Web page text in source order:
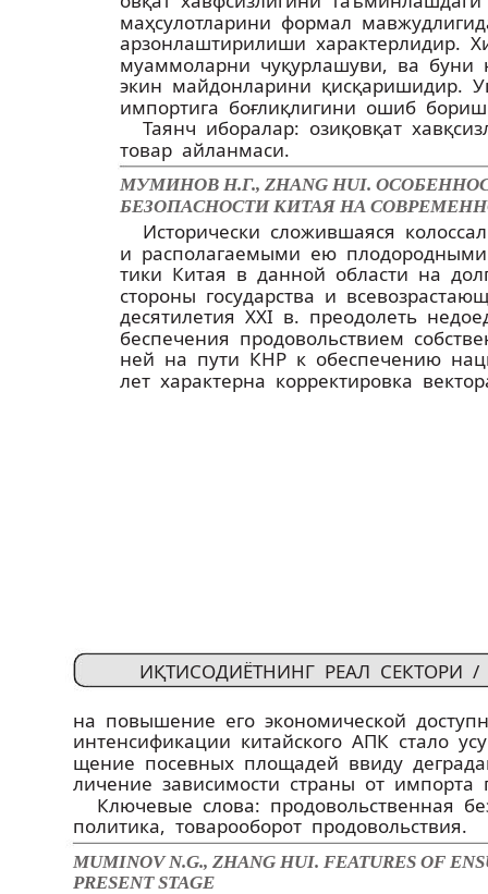
маҳсулотларини формал
арзонлаштирилиши характерлидир.
муаммоларни чуқурлашуви, ва
экин майдонларини қисқаришидир.
импортига боғлиқлигини ошиб
Таянч иборалар: озиқ­овқат
товар айланмаси.
МУМИНОВ Н.Г., ZHANG HUI.
БЕЗОПАСНОСТИ КИТАЯ НА
Исторически сложившаяся
и располагаемыми ею плодородными
тики Китая в данной области на
стороны государства и
десятилетия XXI в. преодолеть
беспечения продовольствием
ней на пути КНР к обеспечению
лет характерна корректировка
на повышение его экономической
интенсификации китайского АПК стало
щение посевных площадей ввиду
личение зависимости страны от импорта
Ключевые слова: продовольственная
политика, товарооборот продовольствия.
MUMINOV N.G., ZHANG HUI. FEATURES OF
PRESENT STAGE
ИҚТИСОДИЁТНИНГ РЕАЛ СЕКТОРИ